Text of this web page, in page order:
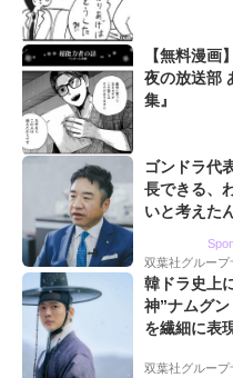
【無料漫
夜の放送部
集』
ゴンドラ代
長できる、
いと考えた
双葉社グループ
韓ドラ史上
神”ナムグ
を繊細に表
双葉社グループ